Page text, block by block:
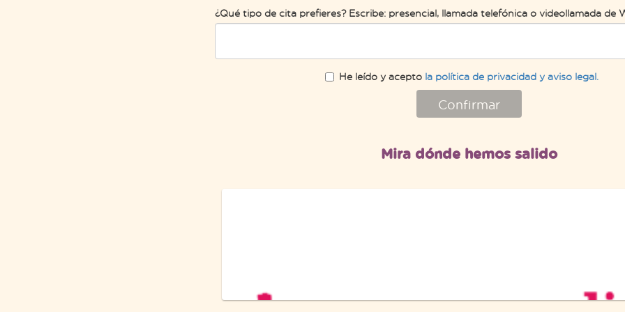
¿Qué tipo de cita prefieres? Escribe: presencial, llamada telefónica o videollamada de
He leído y acepto la política de privacidad y aviso legal.
Confirmar
Mira dónde hemos salido